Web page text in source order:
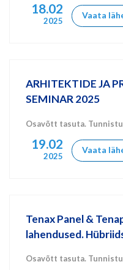
18.02
2025
Vaata
ARHITEKTIDE JA
SEMINAR 2025
Osavõtt tasuta.
19.02
2025
Vaata
Tenax Panel &
lahendused.
Osavõtt tasuta.